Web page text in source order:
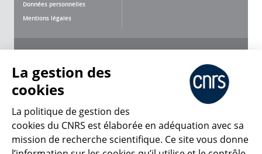
Données personnelles
Mentions légales
CNRS Le Mag
La gestion des
cookies
La politique de gestion des
cookies du CNRS est élaborée en adéquation avec sa
mission de recherche scientifique. Ce site vous donne